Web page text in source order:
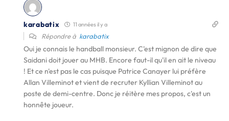
karabatix 11 années il y a
Répondre à karabatix
Oui je connais le handball monsieur. C'est mignon de dire que
Saidani doit jouer au MHB. Encore faut-il qu'il en ait le niveau
! Et ce n'est pas le cas puisque Patrice Canayer lui préfère
Allan Villeminot et vient de recruter Kyllian Villeminot au
poste de demi-centre. Donc je réitère mes propos, c'est un
honnête joueur.